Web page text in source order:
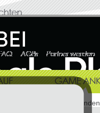
nicht gefunden